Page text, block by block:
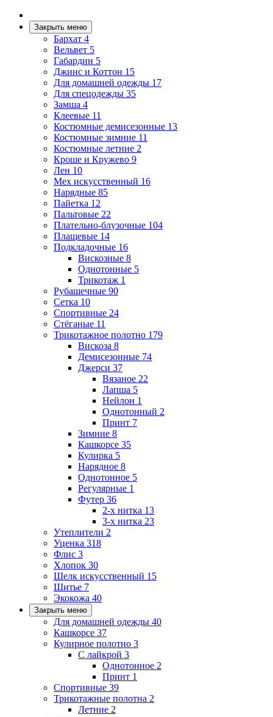
Закрыть меню
Бархат 4
Вельвет 5
Габардин 5
Джинс и Коттон 15
Для домашней одежды 17
Для спецодежды 35
Замша 4
Клеевые 11
Костюмные демисезонные 13
Костюмные зимние 11
Костюмные летние 2
Кроше и Кружево 9
Лен 10
Мех искусственный 16
Нарядные 85
Пайетка 12
Пальтовые 22
Плательно-блузочные 104
Плащевые 14
Подкладочные 16
Вискозные 8
Однотонные 5
Трикотаж 1
Рубашечные 90
Сетка 10
Спортивные 24
Стёганые 11
Трикотажное полотно 179
Вискоза 8
Демисезонные 74
Джерси 37
Вязаное 22
Лапша 5
Нейлон 1
Однотонный 2
Принт 7
Зимние 8
Кашкорсе 35
Кулирка 5
Нарядное 8
Однотонное 5
Регулярные 1
Футер 36
2-х нитка 13
3-х нитка 23
Утеплители 2
Уценка 318
Флис 3
Хлопок 30
Шелк искусственный 15
Шитье 7
Экокожа 40
Закрыть меню
Для домашней одежды 40
Кашкорсе 37
Кулирное полотно 3
С лайкрой 3
Однотонное 2
Принт 1
Спортивные 39
Трикотажные полотна 2
Летние 2